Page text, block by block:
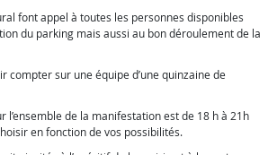
font appel à toutes les personnes disponibles
du parking mais aussi au bon déroulement de la
compter sur une équipe d’une quinzaine de
l’ensemble de la manifestation est de 18 h à 21h
en fonction de vos possibilités.